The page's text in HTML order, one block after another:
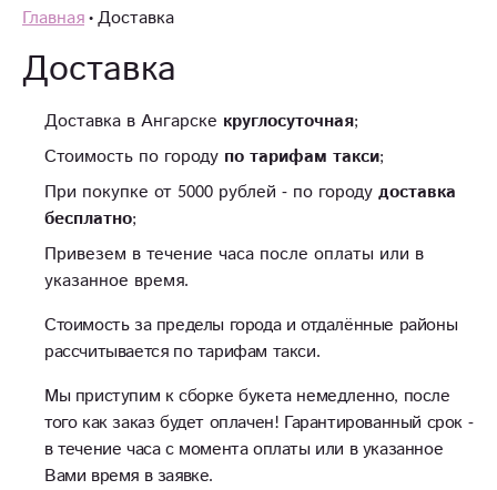
Главная Доставка
Доставка
Доставка в Ангарске круглосуточная;
Стоимость по городу по тарифам такси;
При покупке от 5000 рублей - по городу доставка
бесплатно;
Привезем в течение часа после оплаты или в
указанное время.
Стоимость за пределы города и отдалённые районы
рассчитывается по тарифам такси.
Мы приступим к сборке букета немедленно, после
того как заказ будет оплачен! Гарантированный срок -
в течение часа с момента оплаты или в указанное
Вами время в заявке.